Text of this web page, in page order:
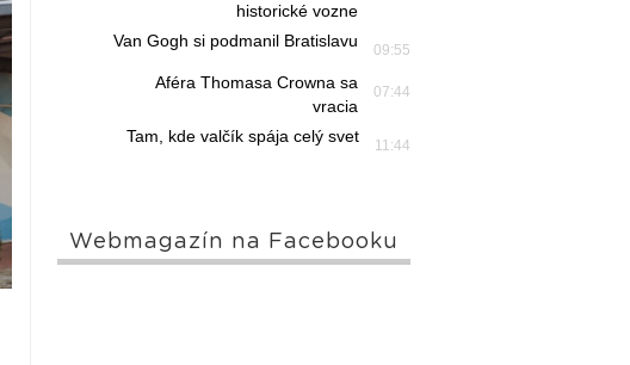
historické vozne
09:55
Van Gogh si podmanil Bratislavu
07:44
Aféra Thomasa Crowna sa
vracia
11:44
Tam, kde valčík spája celý svet
Webmagazín na Facebooku